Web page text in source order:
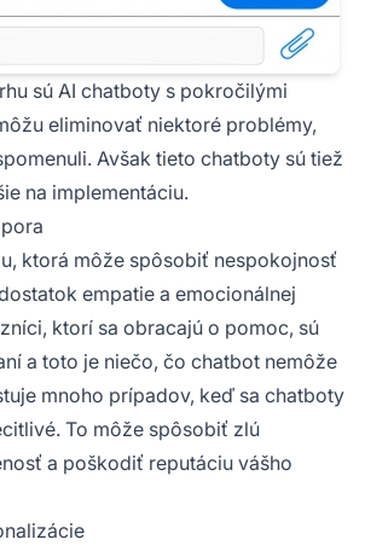
sú AI chatboty s pokročilými
eliminovať niektoré problémy,
Avšak tieto chatboty sú tiež
na implementáciu.
ktorá môže spôsobiť nespokojnosť
empatie a emocionálnej
ktorí sa obracajú o pomoc, sú
a toto je niečo, čo chatbot nemôže
mnoho prípadov, keď sa chatboty
To môže spôsobiť zlú
a poškodiť reputáciu vášho